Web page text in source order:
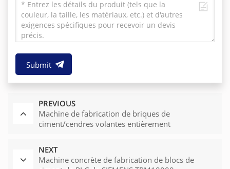
Submit
PREVIOUS
Machine de fabrication de briques de
ciment/cendres volantes entièrement
NEXT
Machine concrète de fabrication de blocs de